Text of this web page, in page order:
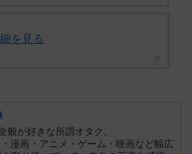
を見る
般が好きな所謂オタク。
漫画・アニメ・ゲーム・映画など幅広